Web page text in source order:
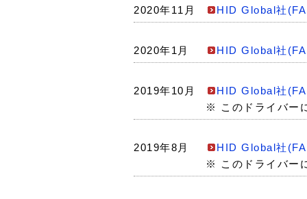
2020年11月 HID Global社
2020年1月 HID Global社
2019年10月
HID Global社
※ このドライバー
2019年8月
HID Global社
※ このドライバー